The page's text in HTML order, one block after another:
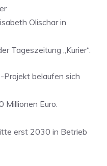
Olischar in
Tageszeitung „Kurier“.
belaufen sich
Millionen Euro.
erst 2030 in Betrieb